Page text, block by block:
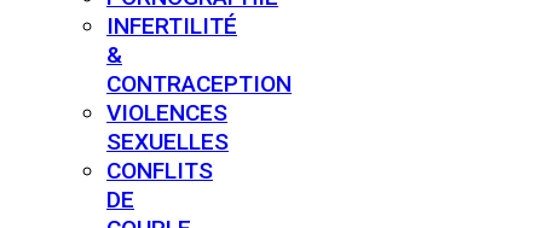
INFERTILITÉ
&
CONTRACEPTION
VIOLENCES
SEXUELLES
CONFLITS
DE